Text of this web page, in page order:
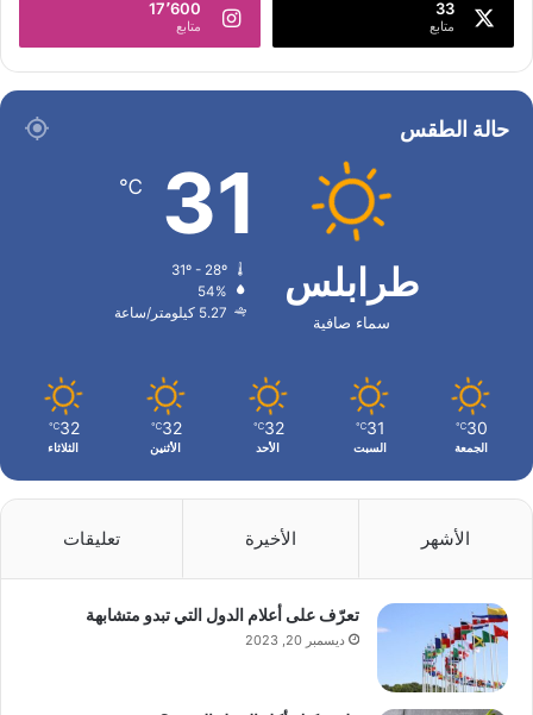
33
متابع
17٬600
متابع
حالة الطقس
طرابلس
سماء صافية
31
℃
54%
5.27 كيلومتر/ساعة
30
℃
الجمعة
31
℃
السبت
32
℃
الأحد
32
℃
الأثنين
32
℃
الثلاثاء
الأشهر الأخيرة تعليقات
تعرّف على أعلام الدول التي تبدو متشابهة
ديسمبر 20, 2023